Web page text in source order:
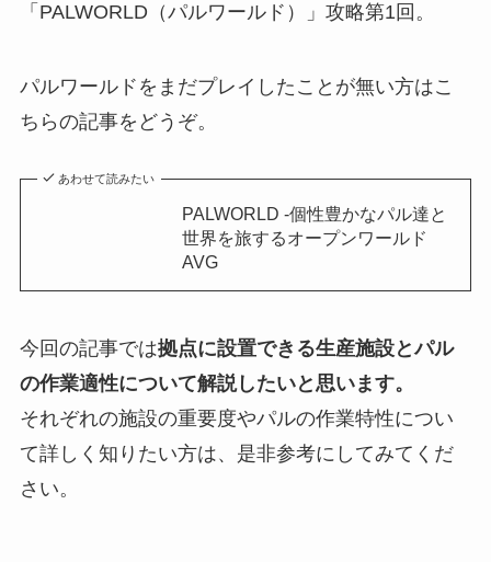
「PALWORLD（パルワールド）」 攻略第1回。
パルワールドをまだプレイしたことが無い方はこ
ちらの記事をどうぞ。
あわせて読みたい
PALWORLD -個性豊かなパル達と
世界を旅するオープンワールド
AVG
今回の記事では拠点に設置できる生産施設とパル
の作業適性について解説したいと思います。
それぞれの施設の重要度やパルの作業特性につい
て詳しく知りたい方は、是非参考にしてみてくだ
さい。